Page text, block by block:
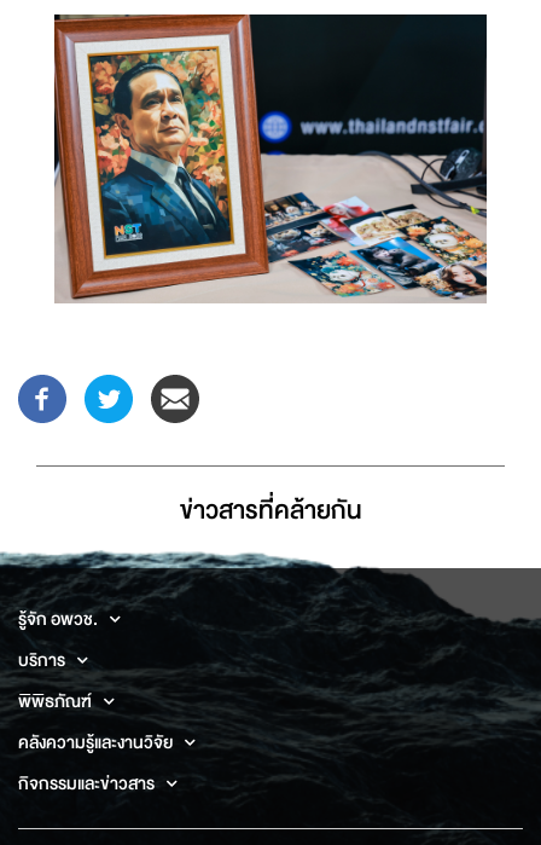
ข่าวสารที่่คล้ายกัน
รู้จัก อพวช.
บริการ
พิพิธภัณฑ์
คลังความรู้และงานวิจัย
กิจกรรมและข่าวสาร